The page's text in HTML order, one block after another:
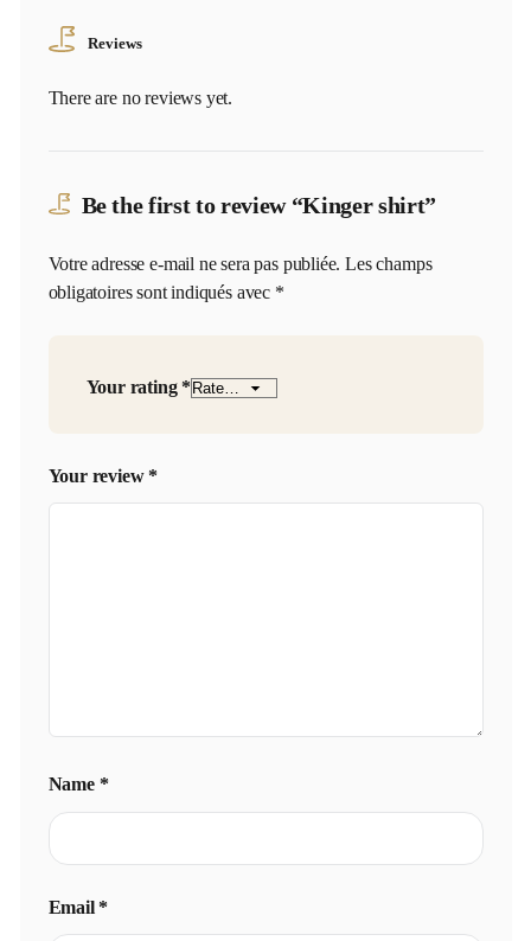
Reviews
There are no reviews yet.
Be the first to review “Kinger shirt”
Votre adresse e-mail ne sera pas publiée. Les champs
obligatoires sont indiqués avec *
Your rating *
Your review *
Name *
Email *